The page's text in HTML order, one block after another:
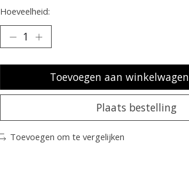
Hoeveelheid:
Toevoegen aan winkelwagen
Plaats bestelling
Toevoegen om te vergelijken